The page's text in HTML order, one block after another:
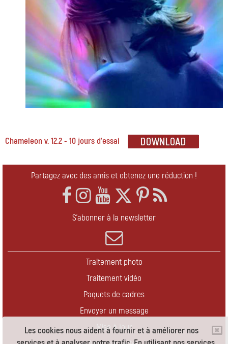
Les cookies nous aident à fournir et à améliorer nos
Chameleon v. 12.2 - 10 jours d'essai
Partagez avec des amis et obtenez une réduction !
S'abonner à la newsletter
Traitement photo
Traitement vidéo
Paquets de cadres
Envoyer un message
Mise à jour